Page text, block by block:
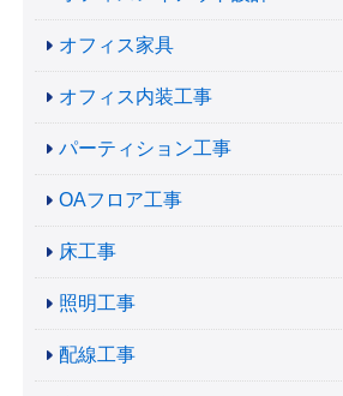
オフィス家具
オフィス内装工事
パーティション工事
OAフロア工事
床工事
照明工事
配線工事